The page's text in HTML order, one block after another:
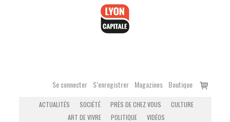
Se connecter S’enregistrer Magazines Boutique
Voir
ACTUALITÉS SOCIÉTÉ PRÈS DE CHEZ VOUS
CULTURE
ART DE VIVRE
POLITIQUE VIDÉOS